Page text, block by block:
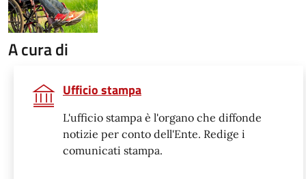
A cura di
Ufficio stampa
L'ufficio stampa è l'organo che diffonde
notizie per conto dell'Ente. Redige i
comunicati stampa.